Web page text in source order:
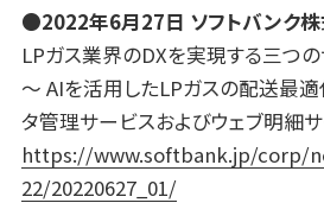
●2022年6月27日 ソフトバンク
LPガス業界のDXを実現する三つ
～ AIを活用したLPガスの配送最適
タ管理サービスおよびウェブ明細
https://www.softbank.jp/corp/
22/20220627_01/